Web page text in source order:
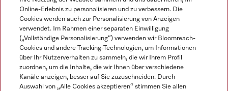
Miele auf Instagram
Miele auf Facebook
Miele auf Youtube
Online-Erlebnis zu personalisieren und zu verbessern. Die
Cookies werden auch zur Personalisierung von Anzeigen
verwendet. Im Rahmen einer separaten Einwilligung
(„Vollständige Personalisierung“) verwenden wir Bloomreach-
Cookies und andere Tracking-Technologien, um Informationen
über Ihr Nutzerverhalten zu sammeln, die wir Ihrem Profil
zuordnen, um die Inhalte, die wir Ihnen über verschiedene
Kanäle anzeigen, besser auf Sie zuzuschneiden. Durch
Auswahl von „Alle Cookies akzeptieren“ stimmen Sie allen